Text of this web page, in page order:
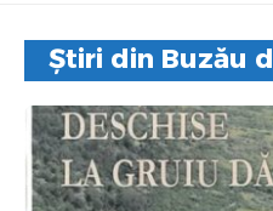
Știri din Buzău